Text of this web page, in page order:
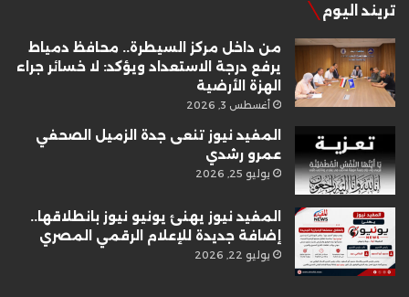
تريند اليوم
من داخل مركز السيطرة.. محافظ دمياط
يرفع درجة الاستعداد ويؤكد: لا خسائر جراء
الهزة الأرضية
أغسطس 3, 2026
المفيد نيوز تنعى جدة الزميل الصحفي
عمرو رشدي
يوليو 25, 2026
المفيد نيوز يهنئ يونيو نيوز بانطلاقها..
إضافة جديدة للإعلام الرقمي المصري
يوليو 22, 2026